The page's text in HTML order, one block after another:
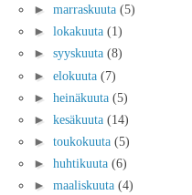
► marraskuuta (5)
► lokakuuta (1)
► syyskuuta (8)
► elokuuta (7)
► heinäkuuta (5)
► kesäkuuta (14)
► toukokuuta (5)
► huhtikuuta (6)
► maaliskuuta (4)